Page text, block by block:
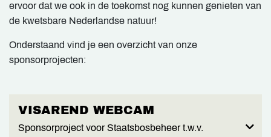
ervoor dat we ook in de toekomst nog kunnen genieten van
de kwetsbare Nederlandse natuur!
Onderstaand vind je een overzicht van onze
sponsorprojecten:
VISAREND WEBCAM
Sponsorproject voor Staatsbosbeheer t.w.v.